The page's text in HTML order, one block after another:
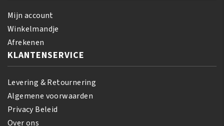
Shampoo
Mijn account
Winkelmandje
Afrekenen
KLANTENSERVICE
Levering & Retournering
Algemene voorwaarden
Privacy Beleid
Over ons